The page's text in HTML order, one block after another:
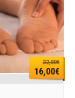
32,00€
16,00€